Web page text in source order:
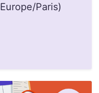
Europe/Paris)